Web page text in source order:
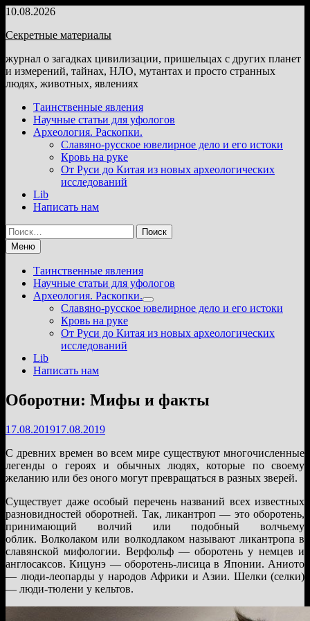
Перейти
содержимому
10.08.2026
Секретные материалы
журнал о загадках цивилизации, пришельцах с других планет
и измерений, тайнах, НЛО, мутантах и просто странных
людях, животных, явлениях
Таинственные явления
Научные статьи для уфологов
Археология. Раскопки.
Славяно-русское ювелирное дело и его истоки
Кровь на руке
От Руси до Китая из новых археологических
исследований
Lib
Написать нам
Найти:
Меню
Таинственные явления
Научные статьи для уфологов
Археология. Раскопки.
Показать
подменю
Славяно-русское ювелирное дело и его истоки
Кровь на руке
От Руси до Китая из новых археологических
исследований
Lib
Написать нам
Оборотни: Мифы и факты
17.08.201917.08.2019
С древних времен во всем мире существуют многочисленные
легенды о героях и обычных людях, которые по своему
желанию или без оного могут превращаться в разных зверей.
Существует даже особый перечень названий всех известных
разновидностей оборотней. Так, ликантроп — это оборотень,
принимающий волчий или подобный волчьему
облик. Волколаком или волкодлаком называют ликантропа в
славянской мифологии. Верфольф — оборотень у немцев и
англосаксов. Кицунэ — оборотень-лисица в Японии. Аниото
— люди-леопарды у народов Африки и Азии. Шелки (селки)
— люди-тюлени у кельтов.